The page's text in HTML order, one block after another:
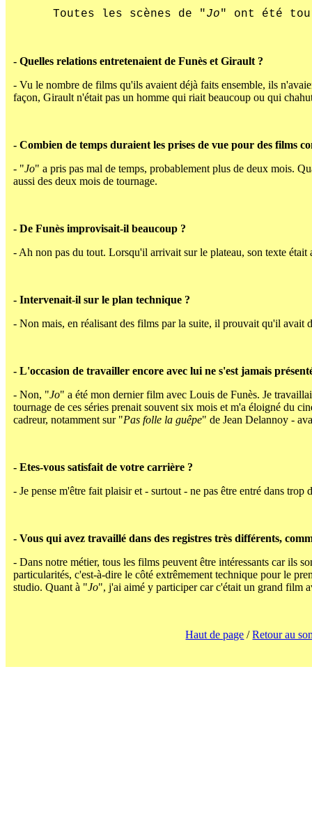
Toutes les scènes de "Jo" ont été
- Quelles relations entretenaient de Funès et Girault ?
- Vu le nombre de films qu'ils avaient déjà faits ensemble, ils
façon, Girault n'était pas un homme qui riait beaucoup ou qui
- Combien de temps duraient les prises de vue pour des films
- "Jo" a pris pas mal de temps, probablement plus de deux mois.
aussi des deux mois de tournage.
- De Funès improvisait-il beaucoup ?
- Ah non pas du tout. Lorsqu'il arrivait sur le plateau, son texte était
- Intervenait-il sur le plan technique ?
- Non mais, en réalisant des films par la suite, il prouvait qu'il avait
- L'occasion de travailler encore avec lui ne s'est jamais
- Non, "Jo" a été mon dernier film avec Louis de Funès. Je
tournage de ces séries prenait souvent six mois et m'a éloigné du
cadreur, notamment sur "Pas folle la guêpe" de Jean Delannoy -
- Etes-vous satisfait de votre carrière ?
- Je pense m'être fait plaisir et - surtout - ne pas être entré dans trop
- Vous qui avez travaillé dans des registres très différents,
- Dans notre métier, tous les films peuvent être intéressants car ils
particularités, c'est-à-dire le côté extrêmement technique pour le
studio. Quant à "Jo", j'ai aimé y participer car c'était un grand film
Haut de page /Retour au